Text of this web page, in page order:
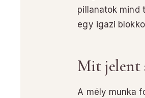
pillanatok mind
egy igazi
Mit jelent
A mély munka